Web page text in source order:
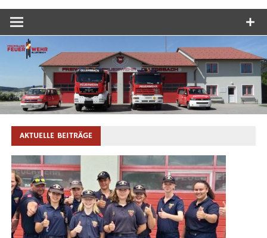
AKTUELLE BEITRÄGE